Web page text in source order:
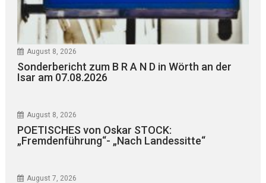
August 8, 2026
Sonderbericht zum B R A N D in Wörth an der
Isar am 07.08.2026
August 8, 2026
POETISCHES von Oskar STOCK:
„Fremdenführung“- „Nach Landessitte“
August 7, 2026